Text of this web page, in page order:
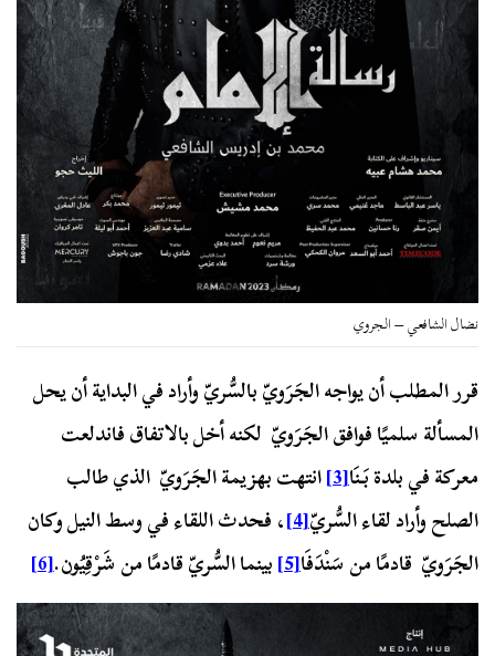
نضال الشافعي – الجروي
قرر المطلب أن يواجه الجَرَويّ بالسُّريّ وأراد في البداية أن يحل
المسألة سلميًا فوافق الجَرَويّ لكنه أخل بالاتفاق فاندلعت
معركة في بلدة بَنَا[3] انتهت بهزيمة الجَرَويّ الذي طالب
الصلح وأراد لقاء السُّريّ[4] ، فحدث اللقاء في وسط النيل وكان
الجَرَويّ قادمًا من سَنْدَفَا[5] بينما السُّريّ قادمًا من شَرْقِيُون.[6]